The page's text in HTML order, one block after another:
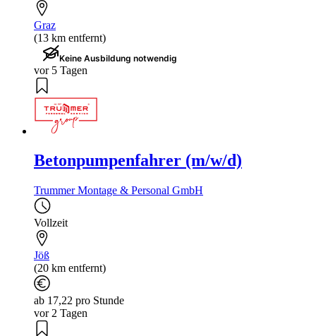
Graz
(13 km entfernt)
Keine Ausbildung notwendig
vor 5 Tagen
Betonpumpenfahrer (m/w/d)
Trummer Montage & Personal GmbH
Vollzeit
Jöß
(20 km entfernt)
ab 17,22 pro Stunde
vor 2 Tagen